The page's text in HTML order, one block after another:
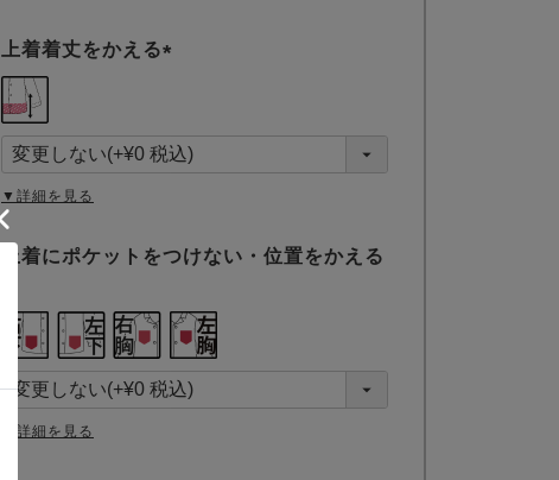
上着着丈をかえる
須
)
▼詳細を見る
上着にポケットをつけない・位置をかえる
必
須
▼詳細を見る